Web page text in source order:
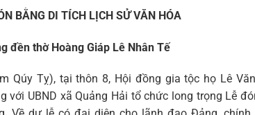
BẰNG DI TÍCH LỊCH SỬ VĂN HÓA
đền thờ Hoàng Giáp Lê Nhân Tế
Qúy Tỵ), tại thôn 8, Hội đồng gia tộc họ Lê
với UBND xã Quảng Hải tổ chức long trọng Lễ